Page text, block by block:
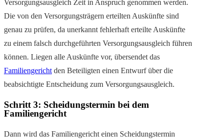
Versorgungsausgleich Zeit in Anspruch genommen werden.
Die von den Versorgungsträgern erteilten Auskünfte sind
genau zu prüfen, da unerkannt fehlerhaft erteilte Auskünfte
zu einem falsch durchgeführten Versorgungsausgleich führen
können. Liegen alle Auskünfte vor, übersendet das
Familiengericht den Beteiligten einen Entwurf über die
beabsichtigte Entscheidung zum Versorgungsausgleich.
Schritt 3: Scheidungstermin bei dem
Familiengericht
Dann wird das Familiengericht einen Scheidungstermin